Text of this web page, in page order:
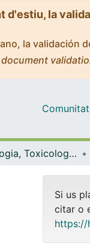
d'estiu, la
la validación
Farmacologia, Toxicologia i Química Terapèutica
Si us
citar o
https://